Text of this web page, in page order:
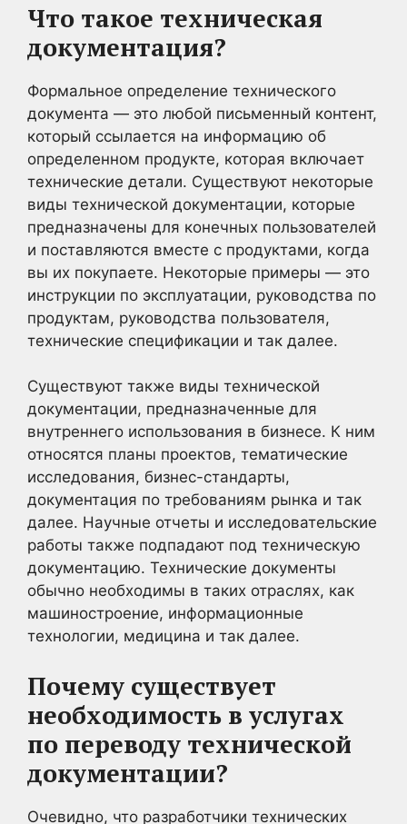
Что такое техническая
документация?
Формальное определение технического
документа — это любой письменный контент,
который ссылается на информацию об
определенном продукте, которая включает
технические детали. Существуют некоторые
виды технической документации, которые
предназначены для конечных пользователей
и поставляются вместе с продуктами, когда
вы их покупаете. Некоторые примеры — это
инструкции по эксплуатации, руководства по
продуктам, руководства пользователя,
технические спецификации и так далее.
Существуют также виды технической
документации, предназначенные для
внутреннего использования в бизнесе. К ним
относятся планы проектов, тематические
исследования, бизнес-стандарты,
документация по требованиям рынка и так
далее. Научные отчеты и исследовательские
работы также подпадают под техническую
документацию. Технические документы
обычно необходимы в таких отраслях, как
машиностроение, информационные
технологии, медицина и так далее.
Почему существует
необходимость в услугах
по переводу технической
документации?
Очевидно, что разработчики технических